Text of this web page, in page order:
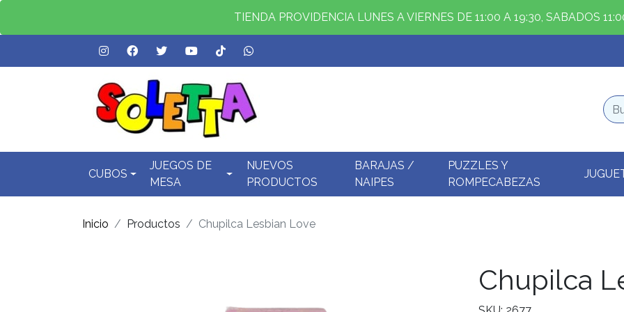
TIENDA PROVIDENCIA LUNES A VIERNES DE 11:00 A 19:30, SABADOS
CUBOS
JUEGOS DE
MESA
NUEVOS
PRODUCTOS
BARAJAS /
NAIPES
PUZZLES Y
ROMPECABEZAS
Inicio Productos Chupilca Lesbian Love
Chupilca